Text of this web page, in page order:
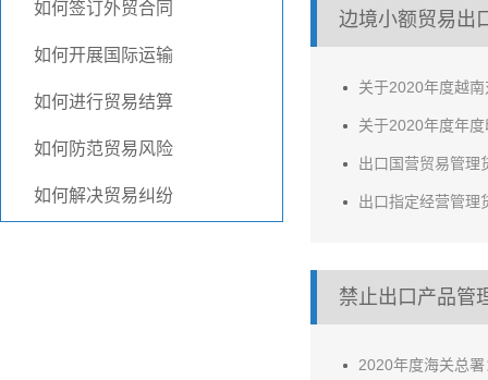
如何签订外贸合同
如何开展国际运输
如何进行贸易结算
如何防范贸易风险
如何解决贸易纠纷
边境小额贸易出
关于2020年度越
关于2020年度年
出口国营贸易管理
出口指定经营管理
禁止出口产品管
2020年度海关总